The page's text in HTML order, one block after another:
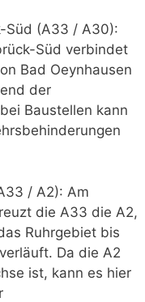
Süd (A33 / A30):
Süd verbindet
Bad Oeynhausen
der
Baustellen kann
/ A2): Am
die A33 die A2,
Ruhrgebiet bis
Da die A2
ist, kann es hier